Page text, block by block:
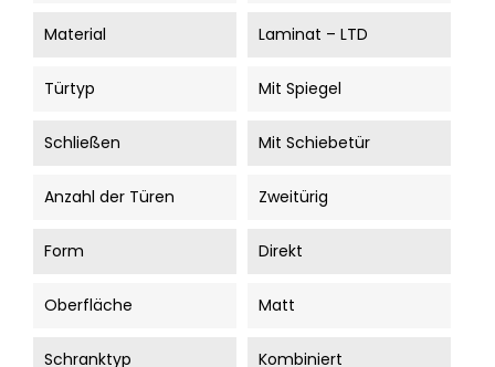
Material Laminat – LTD
Türtyp Mit Spiegel
Schließen Mit Schiebetür
Anzahl der Türen Zweitürig
Form Direkt
Oberfläche Matt
Schranktyp Kombiniert